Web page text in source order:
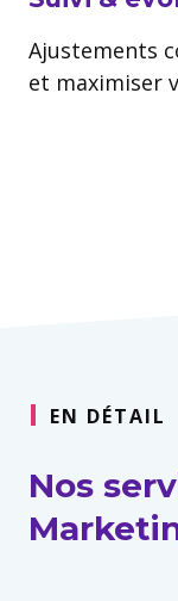
Ajustements
et maximiser
EN DÉTAIL
Nos